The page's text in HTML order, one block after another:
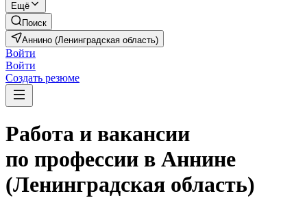
Ещё
Поиск
Аннино (Ленинградская область)
Войти
Войти
Создать резюме
Работа и вакансии
по профессии в Аннине
(Ленинградская область)